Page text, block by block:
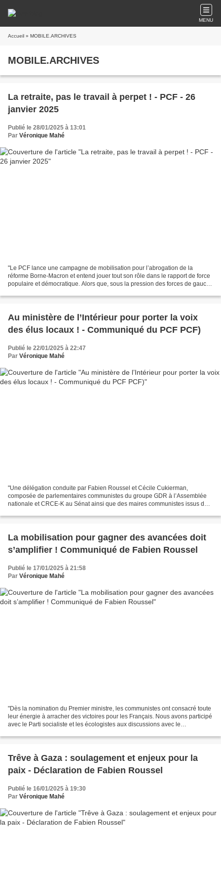
MENU
Accueil » MOBILE.ARCHIVES
MOBILE.ARCHIVES
La retraite, pas le travail à perpet ! - PCF - 26
janvier 2025
Publié le 28/01/2025 à 13:01
Par Véronique Mahé
"Le PCF lance une campagne de mobilisation pour l’abrogation de la
réforme Borne-Macron et entend jouer tout son rôle dans le rapport de force
populaire et démocratique. Alors que, sous la pression des forces de gauche
Au ministère de l’Intérieur pour porter la voix
des élus locaux ! - Communiqué du PCF PCF)
Publié le 22/01/2025 à 22:47
Par Véronique Mahé
"Une délégation conduite par Fabien Roussel et Cécile Cukierman,
composée de parlementaires communistes du groupe GDR à l’Assemblée
nationale et CRCE-K au Sénat ainsi que des maires communistes issus de
La mobilisation pour gagner des avancées doit
s’amplifier ! Communiqué de Fabien Roussel
Publié le 17/01/2025 à 21:58
Par Véronique Mahé
"Dès la nomination du Premier ministre, les communistes ont consacré toute
leur énergie à arracher des victoires pour les Français. Nous avons participé
avec le Parti socialiste et les écologistes aux discussions avec le
Trêve à Gaza : soulagement et enjeux pour la
paix - Déclaration de Fabien Roussel
Publié le 16/01/2025 à 19:30
Par Véronique Mahé